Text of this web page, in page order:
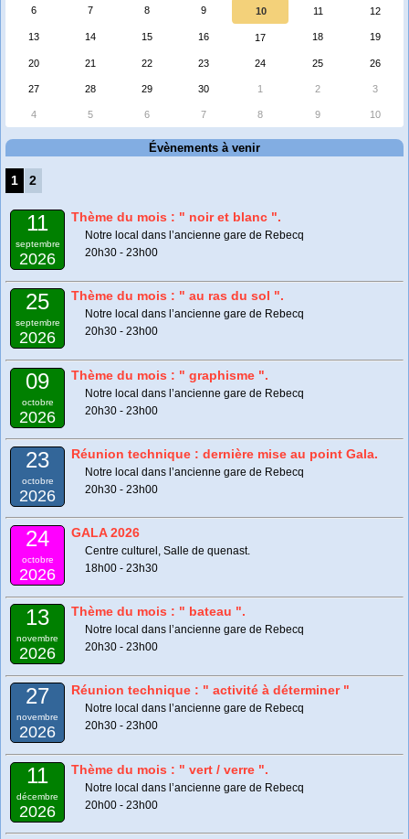
6 7 8 9 10 11 12
13 14 15 16 17 18 19
20 21 22 23 24 25 26
27 28 29 30 1 2 3
4 5 6 7 8 9 10
Évènements à venir
1 2
11
septembre
2026
Thème du mois : " noir et blanc ".
Notre local dans l’ancienne gare de Rebecq
20h30 - 23h00
25
septembre
2026
Thème du mois : " au ras du sol ".
Notre local dans l’ancienne gare de Rebecq
20h30 - 23h00
09
octobre
2026
Thème du mois : " graphisme ".
Notre local dans l’ancienne gare de Rebecq
20h30 - 23h00
23
octobre
2026
Réunion technique : dernière mise au point Gala.
Notre local dans l’ancienne gare de Rebecq
20h30 - 23h00
24
octobre
2026
GALA 2026
Centre culturel, Salle de quenast.
18h00 - 23h30
13
novembre
2026
Thème du mois : " bateau ".
Notre local dans l’ancienne gare de Rebecq
20h30 - 23h00
27
novembre
2026
Réunion technique : " activité à déterminer "
Notre local dans l’ancienne gare de Rebecq
20h30 - 23h00
11
décembre
2026
Thème du mois : " vert / verre ".
Notre local dans l’ancienne gare de Rebecq
20h00 - 23h00